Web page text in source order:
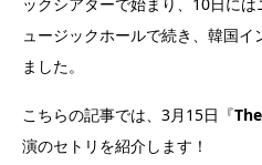
ュージックホールで続き、韓国
ました。
こちらの記事では、3月15日『
演のセトリを紹介します！